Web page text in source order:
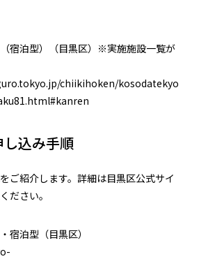
（宿泊型）（目黒区）※実施施設一覧が
chiikihoken/kosodatekyo
込み手順
ご紹介します。詳細は目黒区公式サイ
ださい。
宿泊型（目黒区）